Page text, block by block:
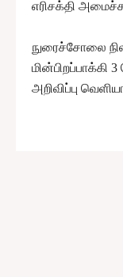
எரிசக்தி
நுரைச்சோலை
மின்பிறப்பாக்கி
அறிவிப்பு